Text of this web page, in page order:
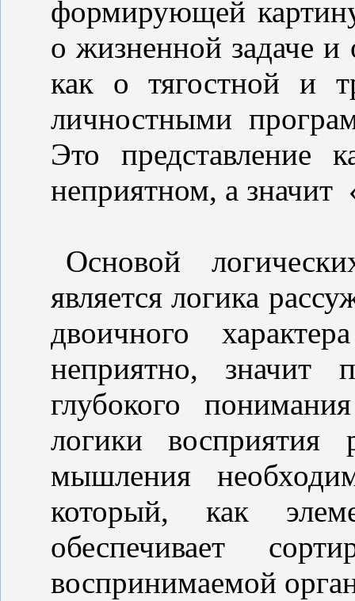
формирующей
о жизненной задаче
как о тягостной и
личностными
Это представление
неприятном, а значит
Основой
является логика
двоичного
неприятно, значит
глубокого
логики восприятия
мышления
который, как
обеспечивает
воспринимаемой